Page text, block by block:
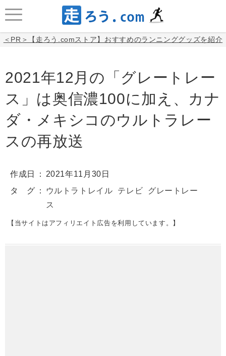
＜PR＞【走ろう.comストア】おすすめのランニンググッズを紹介
2021年12月の「グレートレー
ス」は奥信濃100に加え、カナ
ダ・メキシコのウルトラレー
スの再放送
作成日
2021年11月30日
タ グ
ウルトラトレイル テレビ
グレートレー
ス
【当サイトはアフィリエイト広告を利用しています。】